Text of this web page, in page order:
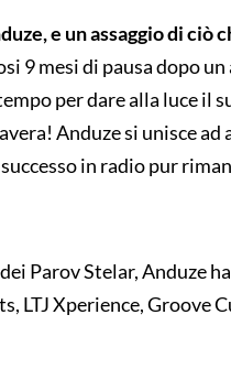
e un assaggio di ciò
9 mesi di pausa dopo
per dare alla luce il
Anduze si unisce
in radio pur
Parov Stelar, Anduze
LTJ Xperience, Groove